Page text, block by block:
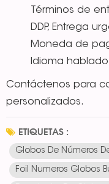
Términos de
DDP, Entrega
Moneda de
Idioma
Contáctenos para
personalizados.
ETIQUETAS :
Globos De Números
Foil Numeros Globos